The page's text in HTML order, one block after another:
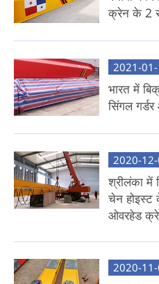
क्रेन के 2
2021-
भारत में
सिंगल
2020-
श्रीलंका में
चेन होइस्ट
ओवरहेड
2020-